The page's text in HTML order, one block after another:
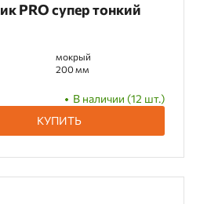
PRO супер тонкий
мокрый
200 мм
В наличии (12 шт.)
КУПИТЬ